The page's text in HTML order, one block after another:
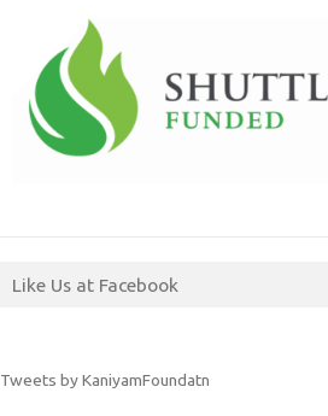
Like Us at Facebook
Tweets by KaniyamFoundatn